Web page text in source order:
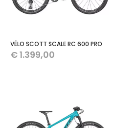
VÉLO SCOTT SCALE RC 600 PRO
€1.399,00